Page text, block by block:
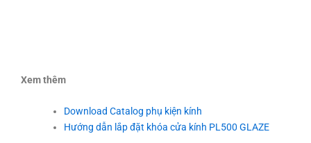
Xem thêm
Download Catalog phụ kiện kính
Hướng dẫn lắp đặt khóa cửa kính PL500 GLAZE